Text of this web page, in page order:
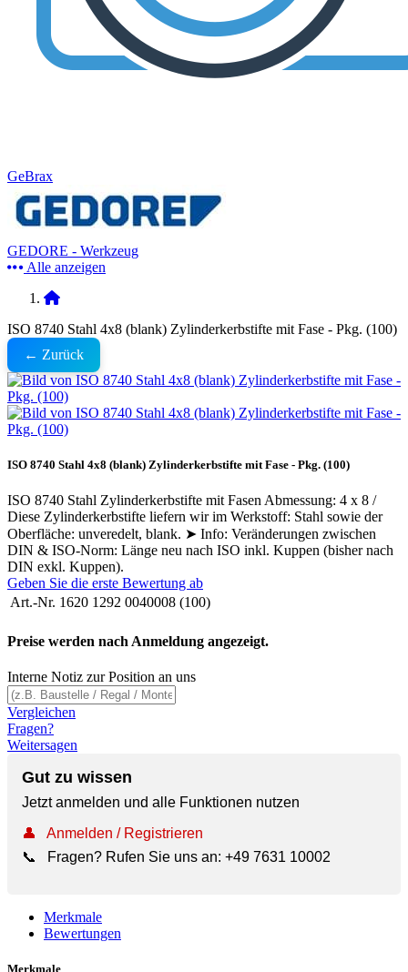
GeBrax
GEDORE - Werkzeug
Alle anzeigen
ISO 8740 Stahl 4x8 (blank) Zylinderkerbstifte mit Fase - Pkg. (100)
← Zurück
ISO 8740 Stahl 4x8 (blank) Zylinderkerbstifte mit Fase - Pkg. (100)
ISO 8740 Stahl Zylinderkerbstifte mit Fasen Abmessung: 4 x 8 /
Diese Zylinderkerbstifte liefern wir im Werkstoff: Stahl sowie der
Oberfläche: unveredelt, blank. ➤ Info: Veränderungen zwischen
DIN & ISO-Norm: Länge neu nach ISO inkl. Kuppen (bisher nach
DIN exkl. Kuppen).
Geben Sie die erste Bewertung ab
Art.-Nr. 1620 1292 0040008 (100)
Preise werden nach Anmeldung angezeigt.
Interne Notiz zur Position an uns
Vergleichen
Fragen?
Weitersagen
Gut zu wissen
Jetzt anmelden und alle Funktionen nutzen
👤
Anmelden / Registrieren
📞
Fragen? Rufen Sie uns an: +49 7631 10002
Merkmale
Bewertungen
Merkmale